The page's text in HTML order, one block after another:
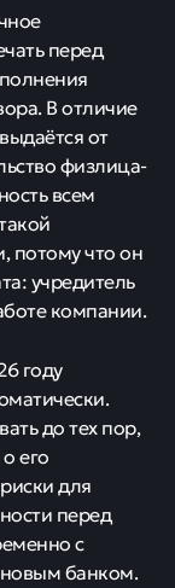
перед
В отличие
от
физлица-
всем
потому что он
учредитель
компании.
году
до тех пор,
его
для
перед
с
новым банком.